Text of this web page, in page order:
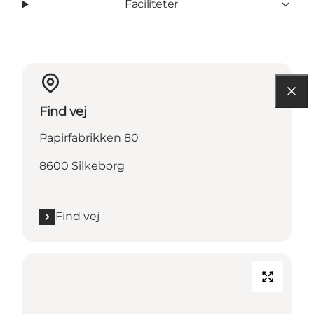
Faciliteter
Find vej
Papirfabrikken 80
8600 Silkeborg
Find vej